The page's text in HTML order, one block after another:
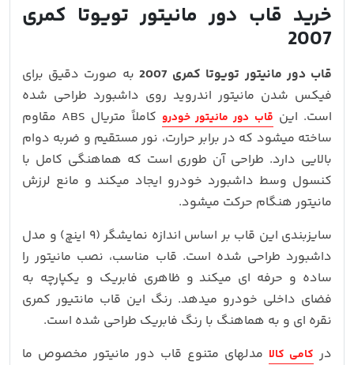
خرید قاب دور مانیتور تویوتا کمری
2007
قاب دور مانیتور تویوتا کمری 2007
به‌ صورت دقیق برای
فیکس شدن مانیتور اندروید روی داشبورد طراحی شده
است. این قاب دور مانیتور خودرو
کاملاً متریال ABS مقاوم
ساخته میشود که در برابر حرارت، نور مستقیم و ضربه دوام
بالایی دارد. طراحی آن طوری است که هماهنگی کامل با
کنسول وسط داشبورد خودرو ایجاد میکند و مانع لرزش
مانیتور هنگام حرکت میشود.
سایزبندی این قاب بر اساس اندازه نمایشگر (۹ اینچ) و مدل
داشبورد طراحی شده است. قاب مناسب، نصب مانیتور را
ساده و حرفه‌ ای میکند و ظاهری فابریک و یکپارچه به
فضای داخلی خودرو میدهد. رنگ این قاب مانتیور کمری
نقره ای و به هماهنگ با رنگ فابریک طراحی شده است.
در کامی کالا مدلهای متنوع قاب دور مانیتور مخصوص ما